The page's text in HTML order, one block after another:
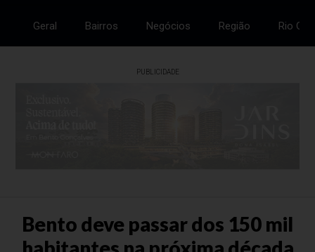
Geral Bairros Negócios Região Rio
PUBLICIDADE
Bento deve passar dos 150 mil